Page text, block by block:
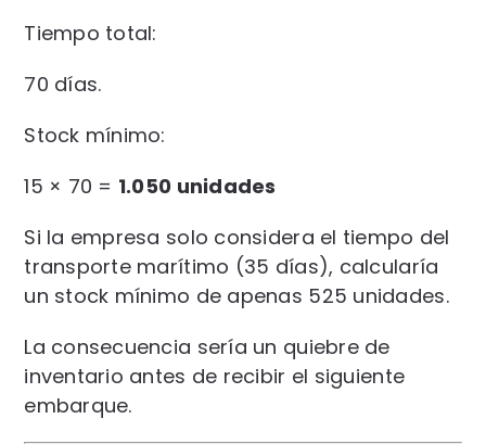
Tiempo total:
70 días.
Stock mínimo:
15 × 70 = 1.050 unidades
Si la empresa solo considera el tiempo del
transporte marítimo (35 días), calcularía
un stock mínimo de apenas 525 unidades.
La consecuencia sería un quiebre de
inventario antes de recibir el siguiente
embarque.